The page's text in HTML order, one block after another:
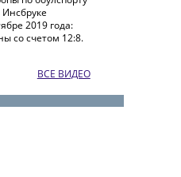
2019 года:
со счетом 12:8.
ВСЕ ВИДЕО